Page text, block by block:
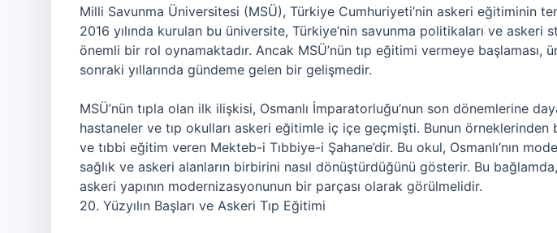
Milli Savunma Üniversitesi (MSÜ), Türkiye Cumhuriyeti’nin askeri eğitiminin
2016 yılında kurulan bu üniversite, Türkiye’nin savunma politikaları ve askeri
önemli bir rol oynamaktadır. Ancak MSÜ’nün tıp eğitimi vermeye başlaması,
sonraki yıllarında gündeme gelen bir gelişmedir.
MSÜ’nün tıpla olan ilk ilişkisi, Osmanlı İmparatorluğu’nun son dönemlerine
hastaneler ve tıp okulları askeri eğitimle iç içe geçmişti. Bunun örneklerinden
ve tıbbi eğitim veren Mekteb-i Tıbbiye-i Şahane’dir. Bu okul, Osmanlı’nın
sağlık ve askeri alanların birbirini nasıl dönüştürdüğünü gösterir. Bu
askeri yapının modernizasyonunun bir parçası olarak görülmelidir.
20. Yüzyılın Başları ve Askeri Tıp Eğitimi